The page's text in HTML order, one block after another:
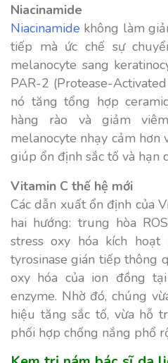
Niacinamide
Niacinamide không làm
tiếp mà ức chế sự
melanocyte sang
PAR-2 (Protease-
nó tăng tổng hợp
hàng rào và giảm
melanocyte nhạy cảm hơn
giúp ổn định sắc tố và hạn
Vitamin C thế hệ mới
Các dẫn xuất ổn định của
hai hướng: trung hòa
stress oxy hóa kích hoạt
tyrosinase gián tiếp thông
oxy hóa của ion đồng
enzyme. Nhờ đó, chúng
hiệu tăng sắc tố, vừa hỗ
phối hợp chống nắng phổ